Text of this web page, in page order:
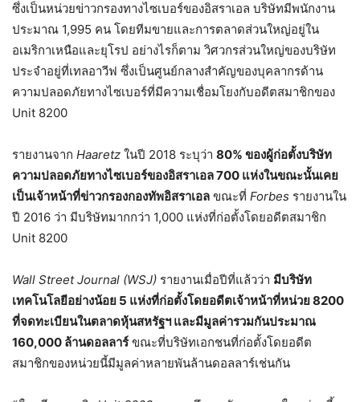
ซึ่งเป็นหน่วยข่าวกรองทางไซเบอร์ของอิสราเอล บริษัทมีพนักงาน
ประมาณ 1,995 คน โดยทีมขายและการตลาดส่วนใหญ่อยู่ใน
อเมริกาเหนือและยุโรป อย่างไรก็ตาม วิศวกรส่วนใหญ่ของบริษัท
ประจำอยู่ที่เทลอาวีฟ ซึ่งเป็นศูนย์กลางสำคัญของบุคลากรด้าน
ความปลอดภัยทางไซเบอร์ที่มีความเชื่อมโยงกับอดีตสมาชิกของ
Unit 8200
รายงานจาก Haaretz ในปี 2018 ระบุว่า 80% ของผู้ก่อตั้งบริษัท
ความปลอดภัยทางไซเบอร์ของอิสราเอล 700 แห่งในขณะนั้นเคย
เป็นเจ้าหน้าที่ข่าวกรองกองทัพอิสราเอล ขณะที่ Forbes รายงานใน
ปี 2016 ว่า มีบริษัทมากกว่า 1,000 แห่งที่ก่อตั้งโดยอดีตสมาชิก
Unit 8200
Wall Street Journal (WSJ) รายงานเมื่อปีที่แล้วว่า มีบริษัท
เทคโนโลยีอย่างน้อย 5 แห่งที่ก่อตั้งโดยอดีตเจ้าหน้าที่หน่วย 8200
ที่จดทะเบียนในตลาดหุ้นสหรัฐฯ และมีมูลค่ารวมกันประมาณ
160,000 ล้านดอลลาร์ขณะที่บริษัทเอกชนที่ก่อตั้งโดยอดีต
สมาชิกของหน่วยนี้มีมูลค่าหลายพันล้านดอลลาร์เช่นกัน